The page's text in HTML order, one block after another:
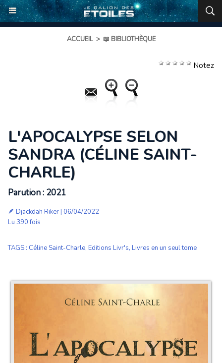
ACCUEIL > 📖 BIBLIOTHÈQUE
Notez
L'APOCALYPSE SELON
SANDRA (CÉLINE SAINT-
CHARLE)
Parution : 2021
🪶 Djackdah Riker| 06/04/2022
Lu 390 fois
TAGS : Céline Saint-Charle, Editions Livr's, Livres en un seul tome